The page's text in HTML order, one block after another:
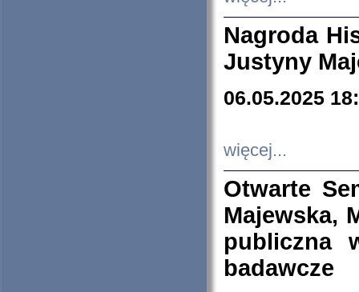
Nagroda
Justyny
06.05.2025
więcej...
Otwarte
Majewska,
publiczna
badawcze